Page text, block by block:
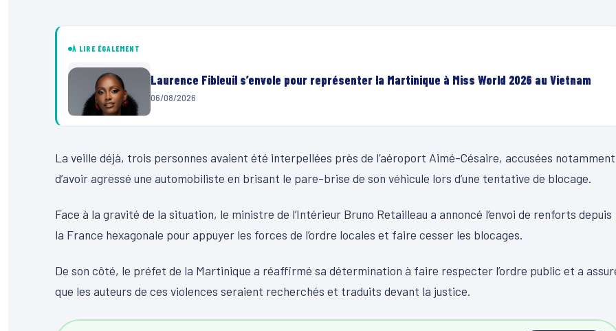
À LIRE ÉGALEMENT
Laurence Fibleuil s’envole pour représenter la Martinique à Miss World 2026 au Vietnam
06/08/2026
La veille déjà, trois personnes avaient été interpellées près de l’aéroport Aimé-Césaire, accusées notamment
d’avoir agressé une automobiliste en brisant le pare-brise de son véhicule lors d’une tentative de blocage.
Face à la gravité de la situation, le ministre de l’Intérieur Bruno Retailleau a annoncé l’envoi de renforts depuis
la France hexagonale pour appuyer les forces de l’ordre locales et faire cesser les blocages.
De son côté, le préfet de la Martinique a réaffirmé sa détermination à faire respecter l’ordre public et a
que les auteurs de ces violences seraient recherchés et traduits devant la justice.